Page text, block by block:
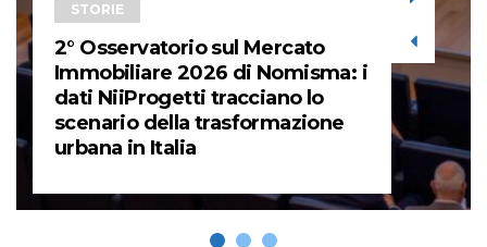
STORIE
2° Osservatorio sul Mercato
Immobiliare 2026 di Nomisma: i
dati NiiProgetti tracciano lo
scenario della trasformazione
urbana in Italia